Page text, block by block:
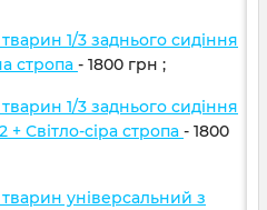
1/3 заднього сидіння
стропа - 1800 грн ;
1/3 заднього сидіння
+ Світло-сіра стропа - 1800
універсальний з